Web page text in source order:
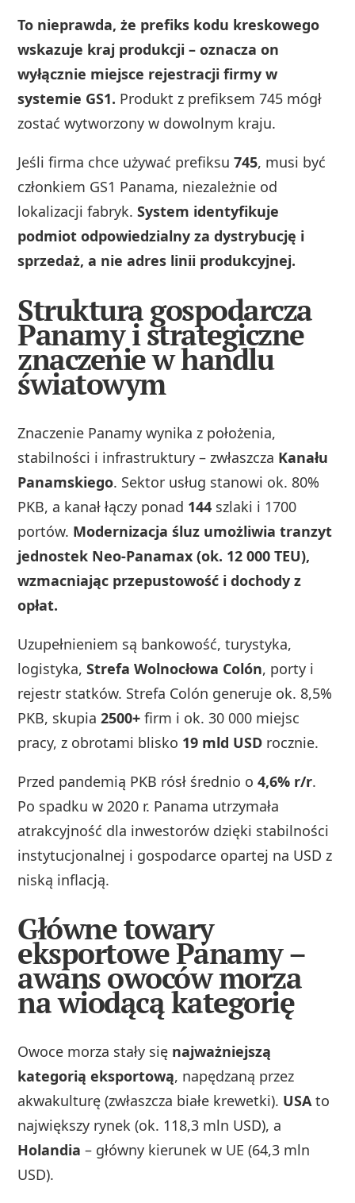
To nieprawda, że prefiks kodu kreskowego
wskazuje kraj produkcji – oznacza on
wyłącznie miejsce rejestracji firmy w
systemie GS1. Produkt z prefiksem 745 mógł
zostać wytworzony w dowolnym kraju.
Jeśli firma chce używać prefiksu745, musi być
członkiem GS1 Panama, niezależnie od
lokalizacji fabryk.System identyfikuje
podmiot odpowiedzialny za dystrybucję i
sprzedaż, a nie adres linii produkcyjnej.
Struktura gospodarcza
Panamy i strategiczne
znaczenie w handlu
światowym
Znaczenie Panamy wynika z położenia,
stabilności i infrastruktury – zwłaszcza Kanału
Panamskiego. Sektor usług stanowi ok. 80%
PKB, a kanał łączy ponad 144 szlaki i 1700
portów. Modernizacja śluz umożliwia tranzyt
jednostek Neo-Panamax (ok. 12 000 TEU),
wzmacniając przepustowość i dochody z
opłat.
Uzupełnieniem są bankowość, turystyka,
logistyka,Strefa Wolnocłowa Colón, porty i
rejestr statków. Strefa Colón generuje ok. 8,5%
PKB, skupia2500+ firm i ok. 30 000 miejsc
pracy, z obrotami blisko 19 mld USD rocznie.
Przed pandemią PKB rósł średnio o4,6% r/r.
Po spadku w 2020 r. Panama utrzymała
atrakcyjność dla inwestorów dzięki stabilności
instytucjonalnej i gospodarce opartej na USD z
niską inflacją.
Główne towary
eksportowe Panamy –
awans owoców morza
na wiodącą kategorię
Owoce morza stały się najważniejszą
kategorią eksportową, napędzaną przez
akwakulturę (zwłaszcza białe krewetki). USAto
największy rynek (ok. 118,3 mln USD), a
Holandia – główny kierunek w UE (64,3 mln
USD).